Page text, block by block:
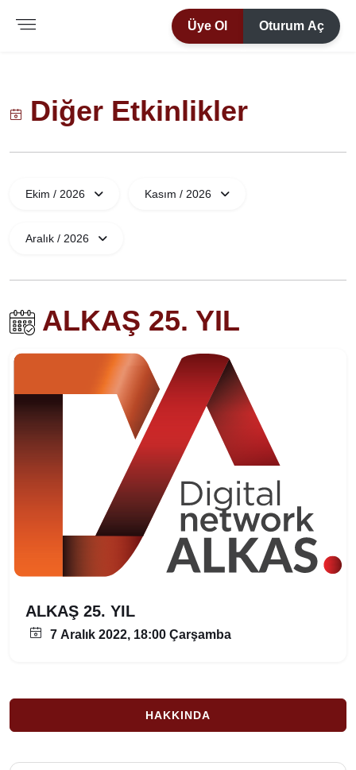
Üye Ol Oturum Aç
Diğer Etkinlikler
Ekim / 2026 Kasım / 2026
Aralık / 2026
ALKAŞ 25. YIL
ALKAŞ 25. YIL
7 Aralık 2022, 18:00 Çarşamba
HAKKINDA